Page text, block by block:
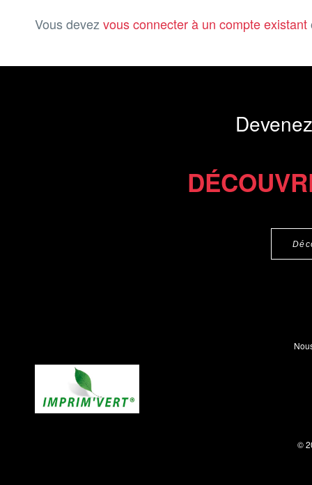
Vous devez vous connecter à un compte existant
©